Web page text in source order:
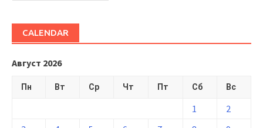
CALENDAR
Август 2026
Пн Вт Ср Чт Пт Сб Вс
1
2